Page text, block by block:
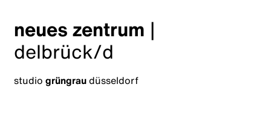
neues zentrum |
delbrück/d
studio grüngraudüsseldorf